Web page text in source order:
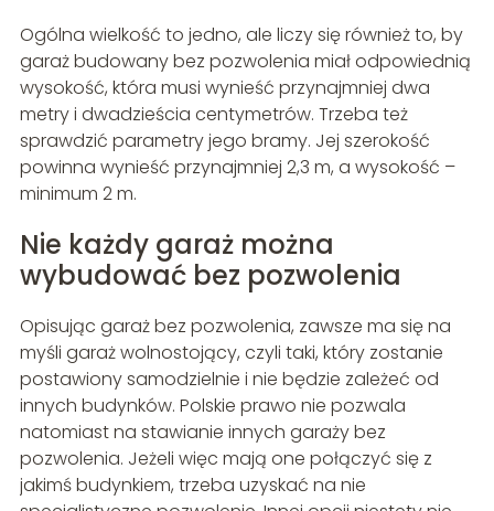
Ogólna wielkość to jedno, ale liczy się również to, by
garaż budowany bez pozwolenia miał odpowiednią
wysokość, która musi wynieść przynajmniej dwa
metry i dwadzieścia centymetrów. Trzeba też
sprawdzić parametry jego bramy. Jej szerokość
powinna wynieść przynajmniej 2,3 m, a wysokość –
minimum 2 m.
Nie każdy garaż można
wybudować bez pozwolenia
Opisując garaż bez pozwolenia, zawsze ma się na
myśli garaż wolnostojący, czyli taki, który zostanie
postawiony samodzielnie i nie będzie zależeć od
innych budynków. Polskie prawo nie pozwala
natomiast na stawianie innych garaży bez
pozwolenia. Jeżeli więc mają one połączyć się z
jakimś budynkiem, trzeba uzyskać na nie